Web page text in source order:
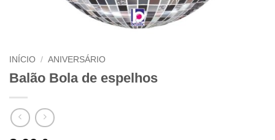
INÍCIO / ANIVERSÁRIO
Balão Bola de espelhos